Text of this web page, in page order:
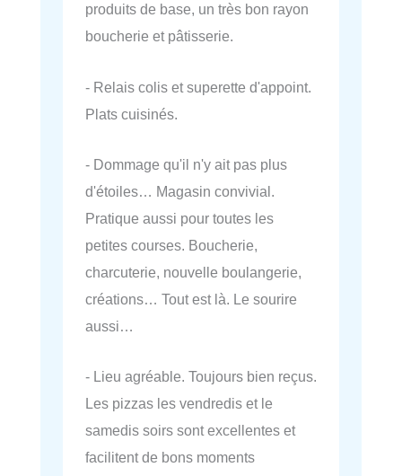
produits de base, un très bon rayon
boucherie et pâtisserie.
- Relais colis et superette d'appoint.
Plats cuisinés.
- Dommage qu'il n'y ait pas plus
d'étoiles… Magasin convivial.
Pratique aussi pour toutes les
petites courses. Boucherie,
charcuterie, nouvelle boulangerie,
créations… Tout est là. Le sourire
aussi…
- Lieu agréable. Toujours bien reçus.
Les pizzas les vendredis et le
samedis soirs sont excellentes et
facilitent de bons moments